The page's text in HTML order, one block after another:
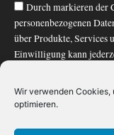
Wir verwenden Cookies,
optimieren.
Durch markieren der
personenbezogenen
über Produkte, Services
Einwilligung kann
Datenschutzerklärung